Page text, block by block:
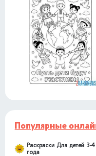
Популярные
Раскраски Для детей 3-4
года